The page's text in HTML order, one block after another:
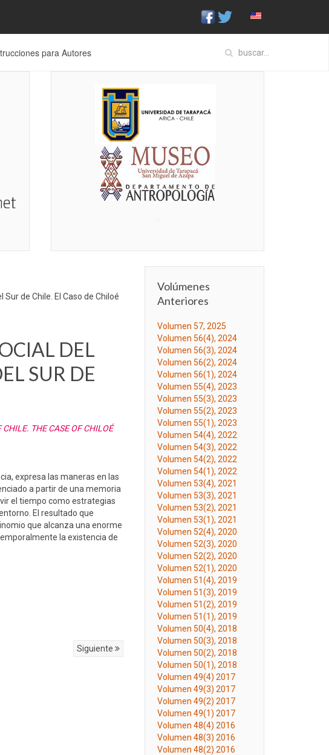
para Autores
de Chile. El Caso de Chiloé
DEL
SUR DE
THE CASE OF CHILOÉ
expresa las maneras en las
a partir de una memoria
el tiempo como estrategias
El resultado que
que alcanza una enorme
la existencia de
Siguiente
Volúmenes
Anteriores
Volumen 57, 2025
Volumen 56(4), 2024
Volumen 56(3), 2024
Volumen 56(2), 2024
Volumen 56(1), 2024
Volumen 55(4), 2023
Volumen 55(3), 2023
Volumen 55(2), 2023
Volumen 55(1), 2023
Volumen 54(4), 2022
Volumen 54(3), 2022
Volumen 54(2), 2022
Volumen 54(1), 2022
Volumen 53(4), 2021
Volumen 53(3), 2021
Volumen 53(2), 2021
Volumen 53(1), 2021
Volumen 52(4), 2020
Volumen 52(3), 2020
Volumen 52(2), 2020
Volumen 52(1), 2020
Volumen 51(4), 2019
Volumen 51(3), 2019
Volumen 51(2), 2019
Volumen 51(1), 2019
Volumen 50(4), 2018
Volumen 50(3), 2018
Volumen 50(2), 2018
Volumen 50(1), 2018
Volumen 49(4) 2017
Volumen 49(3) 2017
Volumen 49(2) 2017
Volumen 49(1) 2017
Volumen 48(4) 2016
Volumen 48(3) 2016
Volumen 48(2) 2016